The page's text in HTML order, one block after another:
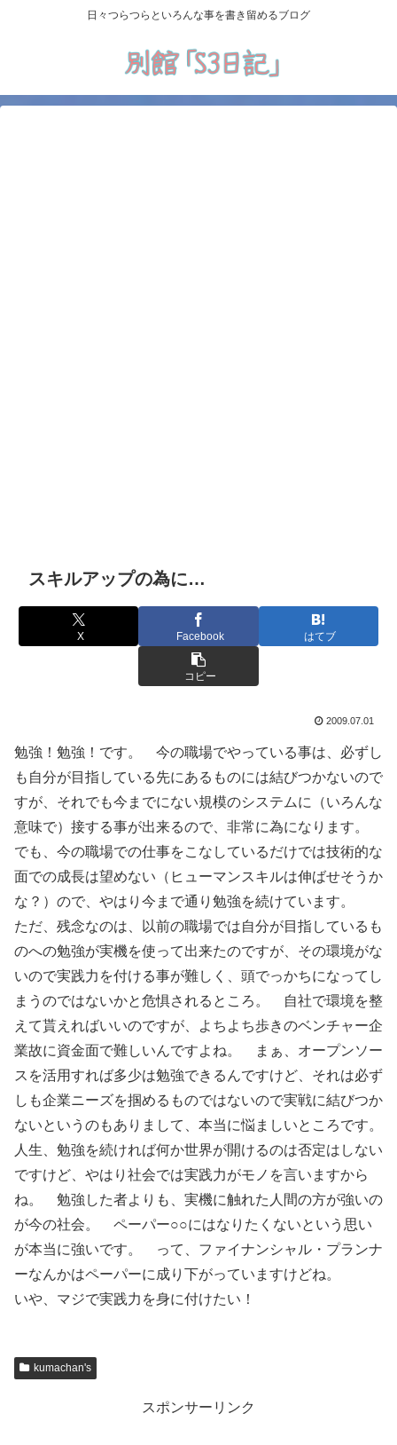
日々つらつらといろんな事を書き留めるブログ
スキルアップの為に…
X Facebook はてブ
コピー
2009.07.01
勉強！勉強！です。 今の職場でやっている事は、必ずし
も自分が目指している先にあるものには結びつかないので
すが、それでも今までにない規模のシステムに（いろんな
意味で）接する事が出来るので、非常に為になります。
でも、今の職場での仕事をこなしているだけでは技術的な
面での成長は望めない（ヒューマンスキルは伸ばせそうか
な？）ので、やはり今まで通り勉強を続けています。
ただ、残念なのは、以前の職場では自分が目指しているも
のへの勉強が実機を使って出来たのですが、その環境がな
いので実践力を付ける事が難しく、頭でっかちになってし
まうのではないかと危惧されるところ。 自社で環境を整
えて貰えればいいのですが、よちよち歩きのベンチャー企
業故に資金面で難しいんですよね。 まぁ、オープンソー
スを活用すれば多少は勉強できるんですけど、それは必ず
しも企業ニーズを掴めるものではないので実戦に結びつか
ないというのもありまして、本当に悩ましいところです。
人生、勉強を続ければ何か世界が開けるのは否定はしない
ですけど、やはり社会では実践力がモノを言いますから
ね。 勉強した者よりも、実機に触れた人間の方が強いの
が今の社会。 ペーパー○○にはなりたくないという思い
が本当に強いです。 って、ファイナンシャル・プランナ
ーなんかはペーパーに成り下がっていますけどね。
いや、マジで実践力を身に付けたい！
kumachan's
スポンサーリンク